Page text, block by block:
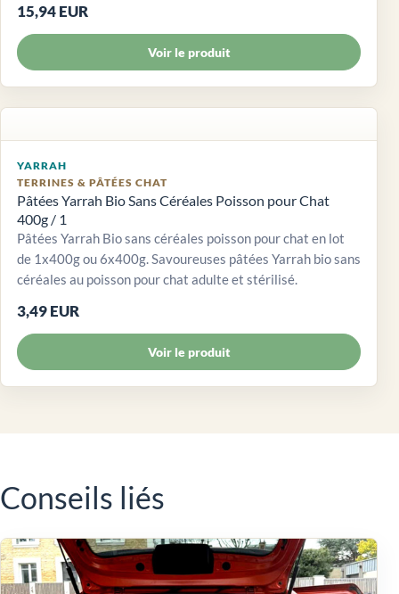
15,94 EUR
Voir le produit
YARRAH
TERRINES & PÂTÉES CHAT
Pâtées Yarrah Bio Sans Céréales Poisson pour Chat
400g / 1
Pâtées Yarrah Bio sans céréales poisson pour chat en lot
de 1x400g ou 6x400g. Savoureuses pâtées Yarrah bio sans
céréales au poisson pour chat adulte et stérilisé.
3,49 EUR
Voir le produit
Conseils liés